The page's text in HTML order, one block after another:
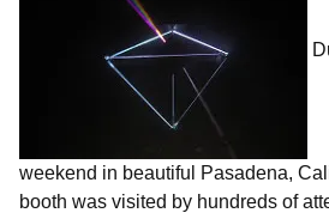
weekend in beautiful Pasadena,
booth was visited by hundreds of